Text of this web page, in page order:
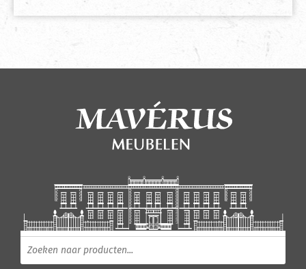
Producten zoeken